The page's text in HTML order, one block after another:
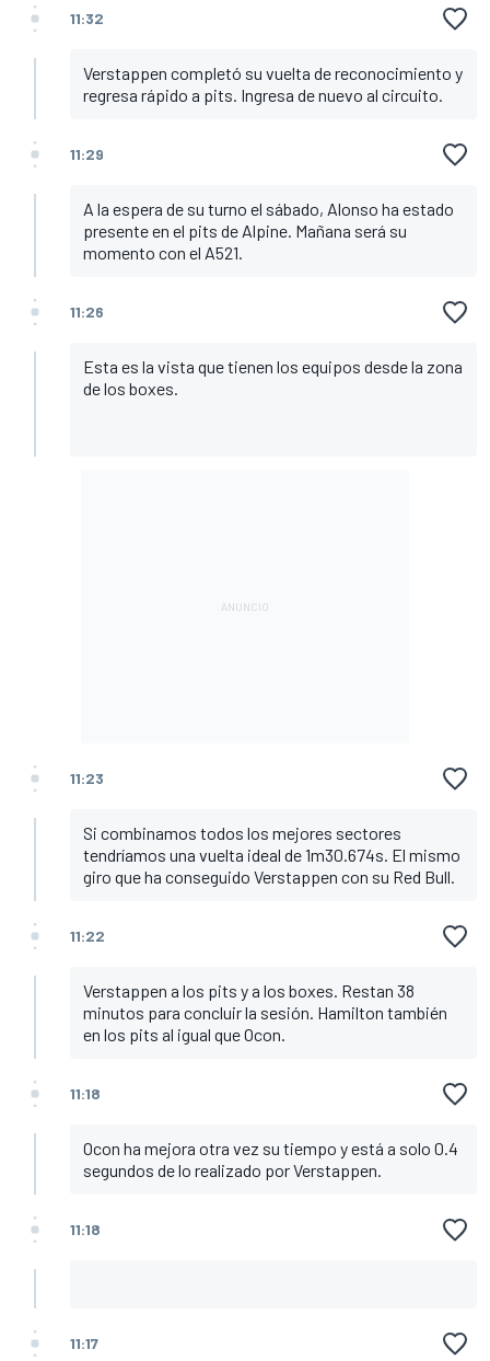
11:32
Verstappen completó su vuelta de reconocimiento y
regresa rápido a pits. Ingresa de nuevo al circuito.
11:29
A la espera de su turno el sábado, Alonso ha estado
presente en el pits de Alpine. Mañana será su
momento con el A521.
11:26
Esta es la vista que tienen los equipos desde la zona
de los boxes.
11:23
Si combinamos todos los mejores sectores
tendríamos una vuelta ideal de 1m30.674s. El mismo
giro que ha conseguido Verstappen con su Red Bull.
11:22
Verstappen a los pits y a los boxes. Restan 38
minutos para concluir la sesión. Hamilton también
en los pits al igual que Ocon.
11:18
Ocon ha mejora otra vez su tiempo y está a solo 0.4
segundos de lo realizado por Verstappen.
11:18
11:17